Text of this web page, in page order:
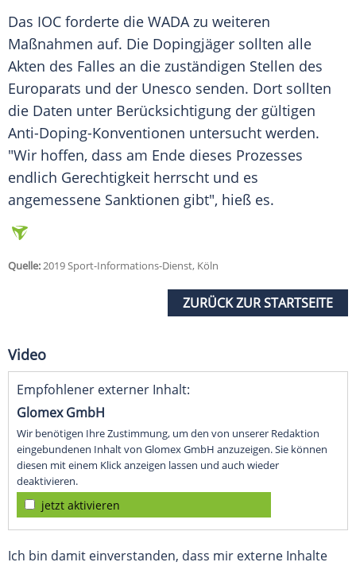
Das IOC forderte die WADAzu weiteren
Maßnahmen auf. Die Dopingjäger sollten alle
Akten des Falles an die zuständigen Stellen des
Europarats und der Unesco senden. Dort sollten
die Daten unter Berücksichtigung der gültigen
Anti-Doping-Konventionen untersucht werden.
"Wir hoffen, dass am Ende dieses Prozesses
endlich Gerechtigkeit herrscht und es
angemessene Sanktionen gibt", hieß es.
Quelle:2019 Sport-Informations-Dienst, Köln
ZURÜCK ZUR STARTSEITE
Video
Empfohlener externer Inhalt:
Glomex GmbH
Wir benötigen Ihre Zustimmung, um den von unserer Redaktion
eingebundenen Inhalt von Glomex GmbH anzuzeigen. Sie können
diesen mit einem Klick anzeigen lassen und auch wieder
deaktivieren.
jetzt aktivieren
Ich bin damit einverstanden, dass mir externe Inhalte